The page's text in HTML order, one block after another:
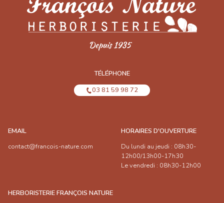
TÉLÉPHONE
03 81 59 98 72
EMAIL
contact@francois-nature.com
HORAIRES D'OUVERTURE
Du lundi au jeudi : 08h30-
12h00/13h00-17h30
Le vendredi : 08h30-12h00
HERBORISTERIE FRANÇOIS NATURE